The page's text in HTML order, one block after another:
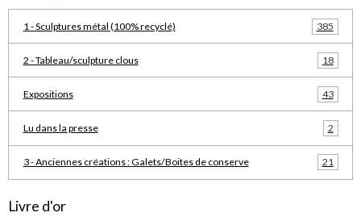
1 - Sculptures métal (100% recyclé) 385
2 - Tableau/sculpture clous 18
Expositions 43
Lu dans la presse 2
3 - Anciennes créations : Galets/Boites de conserve 21
Livre d'or